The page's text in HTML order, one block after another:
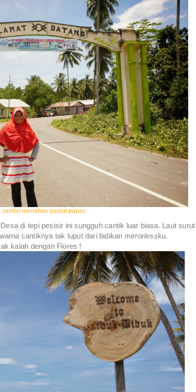
sambil menahan pantat panas
di tepi pesisir ini sungguh cantik luar biasa. Laut surut
cantiknya tak luput dari bidikan mirrorlessku.
kalah dengan Flores !